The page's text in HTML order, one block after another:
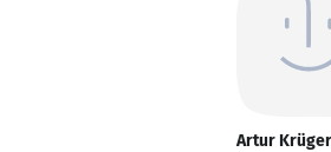
Artur Krüger